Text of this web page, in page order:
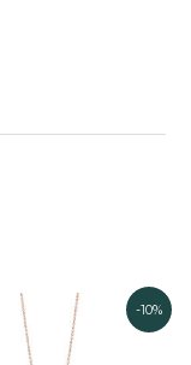
-10%
prezzo
originale
prezzo
attuale